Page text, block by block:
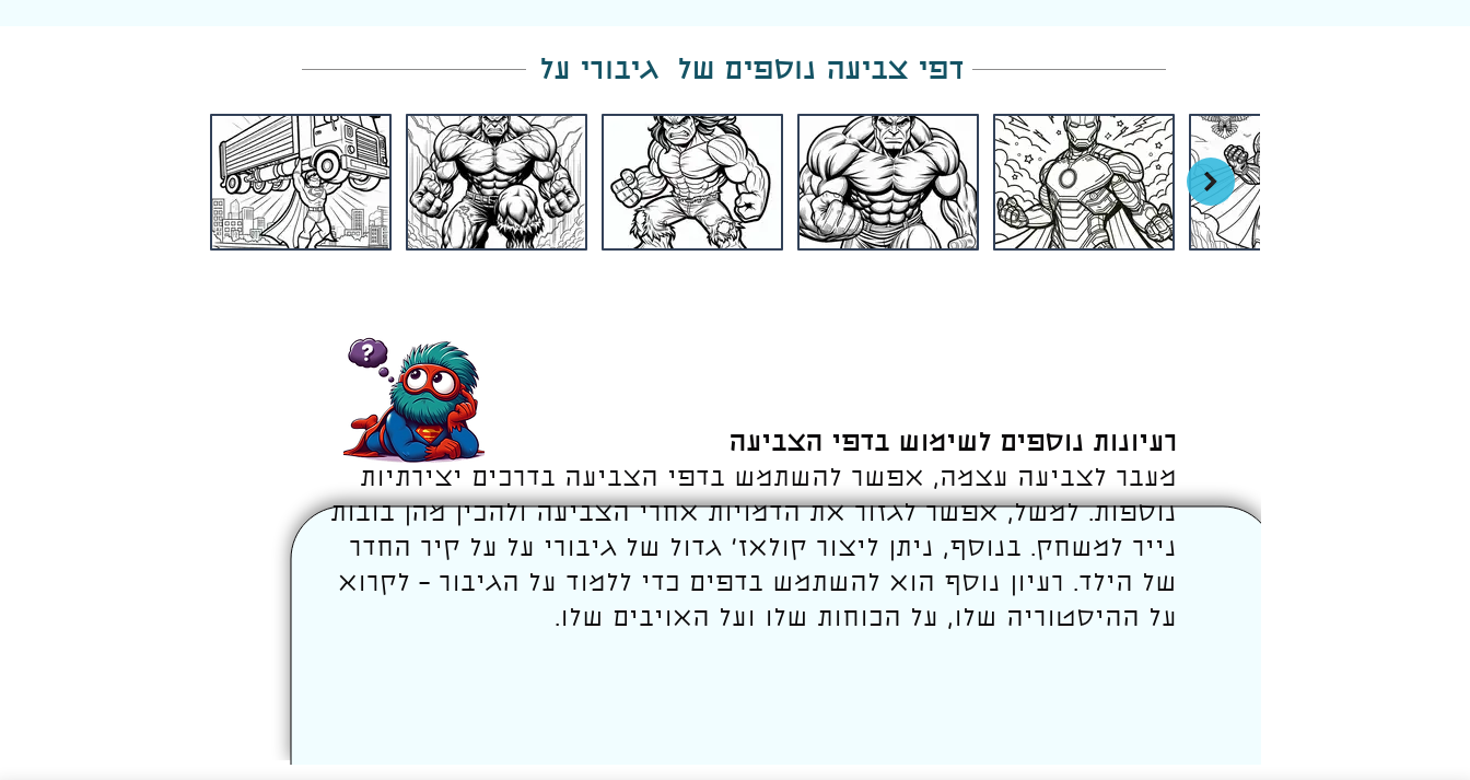
דפי צביעה נוספים של גיבורי על
רעיונות נוספים לשימוש בדפי הצביעה
מעבר לצביעה עצמה, אפשר להשתמש בדפי הצביעה בדרכים יצירתיות
נוספות. למשל, אפשר לגזור את הדמויות אחרי הצביעה ולהכין מהן בובות
נייר למשחק. בנוסף, ניתן ליצור קולאז' גדול של גיבורי על על קיר החדר
של הילד. רעיון נוסף הוא להשתמש בדפים כדי ללמוד על הגיבור – לקרוא
על ההיסטוריה שלו, על הכוחות שלו ועל האויבים שלו.